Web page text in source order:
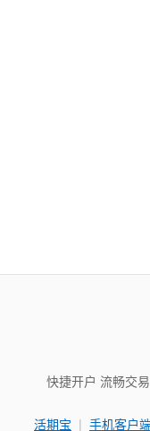
快捷开户 流畅交易
活期宝 | 手机客户